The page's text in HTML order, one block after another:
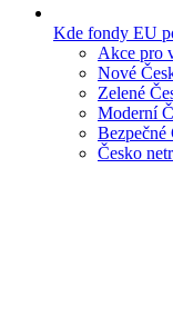
Kde fondy EU
Akce pro
Nové
Zelené
Moderní
Bezpečné
Česko